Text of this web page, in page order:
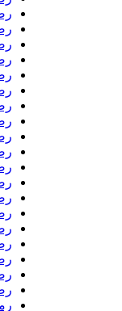
رضا روح
رضا
رضا
رضا شیری
رضا
رضا
رضا ضیا
رضا
رضا قائمی
رضا
رضا
رضا ملک
رضا
رضا نمو
رضا نمو
رضا نیک
رضا
رضا هامون
رضا یزدانی
رمیکس